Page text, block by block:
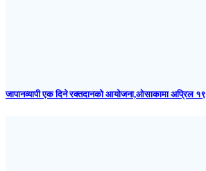
जापानव्यापी एक दिने रक्तदानको आयोजना,ओसाकामा अप्रिल १९